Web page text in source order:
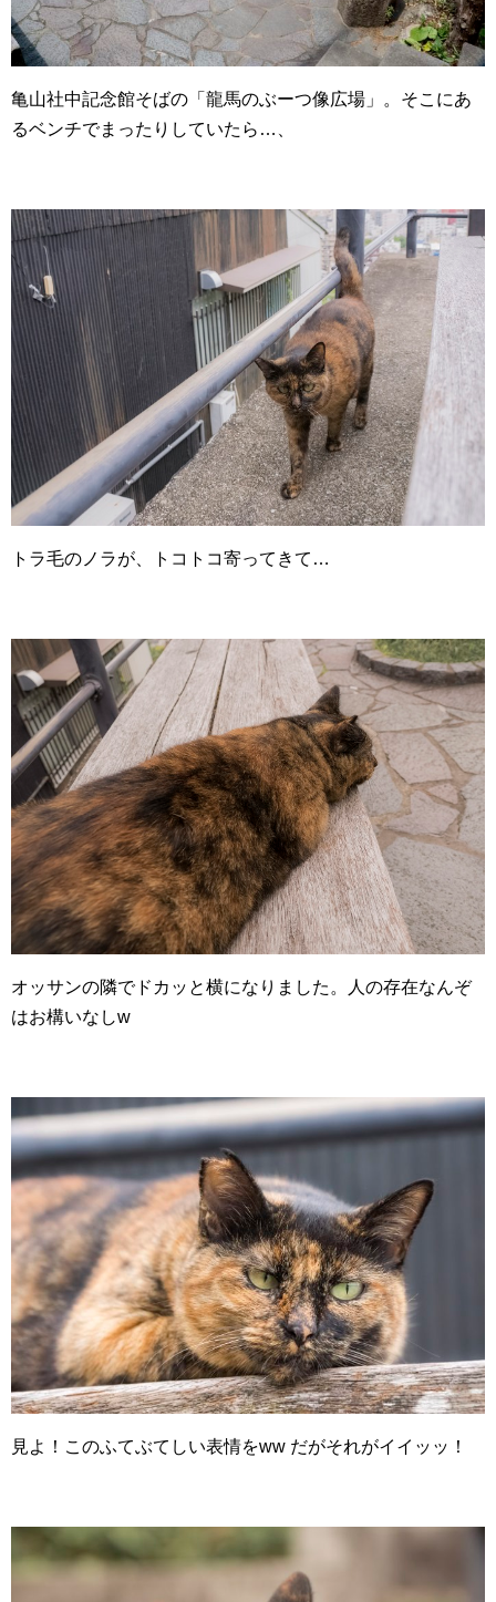
亀山社中記念館そばの「龍馬のぶーつ像広場」。そこにあ
るベンチでまったりしていたら…、
トラ毛のノラが、トコトコ寄ってきて…
オッサンの隣でドカッと横になりました。人の存在なんぞ
はお構いなしw
見よ！このふてぶてしい表情をww だがそれがイイッッ！